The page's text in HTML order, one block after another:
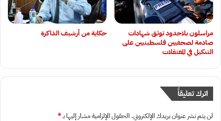
‏مراسلون بلاحدود توثق شهادات
صادمة لصحفيين فلسطينيين على
التنكيل في المعتقلات
حكاية من أرشيف الذاكرة
اترك تعليقاً
لن يتم نشر عنوان بريدك الإلكتروني. الحقول الإلزامية مشار إليها بـ*